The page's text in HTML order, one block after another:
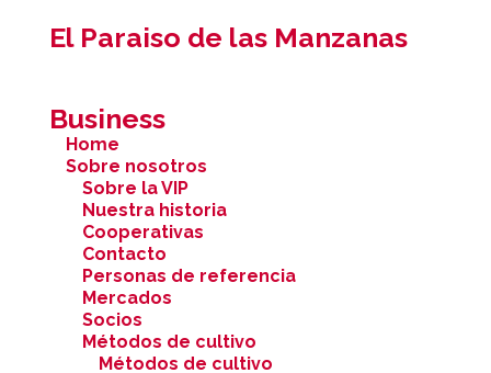
El Paraiso de las Manzanas
Business
Home
Sobre nosotros
Sobre la VIP
Nuestra historia
Cooperativas
Contacto
Personas de referencia
Mercados
Socios
Métodos de cultivo
Métodos de cultivo